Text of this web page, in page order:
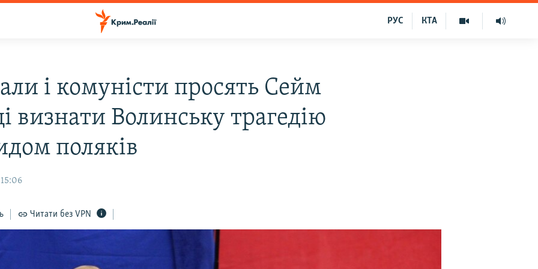
КТА
РУС
і комуністи просять Сейм
визнати Волинську трагедію
поляків
Читати без VPN